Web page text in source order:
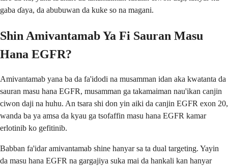
gaba ɗaya, da abubuwan da kuke so na magani.
Shin Amivantamab Ya Fi Sauran Masu
Hana EGFR?
Amivantamab yana ba da fa'idodi na musamman idan aka kwatanta da
sauran masu hana EGFR, musamman ga takamaiman nau'ikan canjin
ciwon daji na huhu. An tsara shi don yin aiki da canjin EGFR exon 20,
wanda ba ya amsa da kyau ga tsofaffin masu hana EGFR kamar
erlotinib ko gefitinib.
Babban fa'idar amivantamab shine hanyar sa ta dual targeting. Yayin
da masu hana EGFR na gargajiya suka mai da hankali kan hanyar